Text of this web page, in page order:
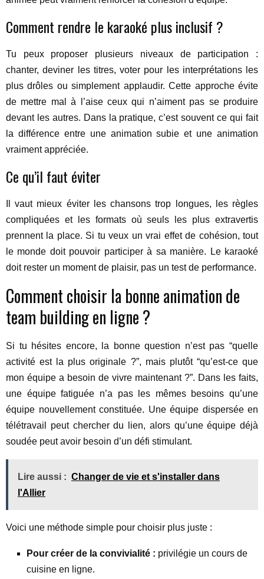
Comment rendre le karaoké plus inclusif ?
Tu peux proposer plusieurs niveaux de participation :
chanter, deviner les titres, voter pour les interprétations les
plus drôles ou simplement applaudir. Cette approche évite
de mettre mal à l’aise ceux qui n’aiment pas se produire
devant les autres. Dans la pratique, c’est souvent ce qui fait
la différence entre une animation subie et une animation
vraiment appréciée.
Ce qu’il faut éviter
Il vaut mieux éviter les chansons trop longues, les règles
compliquées et les formats où seuls les plus extravertis
prennent la place. Si tu veux un vrai effet de cohésion, tout
le monde doit pouvoir participer à sa manière. Le karaoké
doit rester un moment de plaisir, pas un test de performance.
Comment choisir la bonne animation de
team building en ligne ?
Si tu hésites encore, la bonne question n’est pas “quelle
activité est la plus originale ?”, mais plutôt “qu’est-ce que
mon équipe a besoin de vivre maintenant ?”. Dans les faits,
une équipe fatiguée n’a pas les mêmes besoins qu’une
équipe nouvellement constituée. Une équipe dispersée en
télétravail peut chercher du lien, alors qu’une équipe déjà
soudée peut avoir besoin d’un défi stimulant.
Lire aussi : Changer de vie et s'installer dans
l'Allier
Voici une méthode simple pour choisir plus juste :
Pour créer de la convivialité : privilégie un cours de
cuisine en ligne.